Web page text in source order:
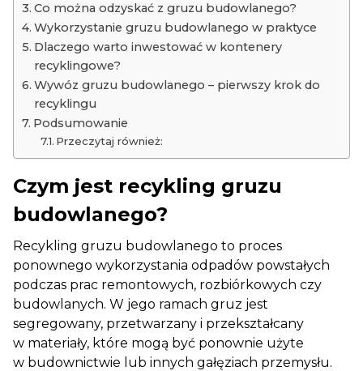
Co można odzyskać z gruzu budowlanego?
Wykorzystanie gruzu budowlanego w praktyce
Dlaczego warto inwestować w kontenery
recyklingowe?
Wywóz gruzu budowlanego – pierwszy krok do
recyklingu
Podsumowanie
Przeczytaj również:
Czym jest recykling gruzu
budowlanego?
Recykling gruzu budowlanego to proces
ponownego wykorzystania odpadów powstałych
podczas prac remontowych, rozbiórkowych czy
budowlanych. W jego ramach gruz jest
segregowany, przetwarzany i przekształcany
w materiały, które mogą być ponownie użyte
w budownictwie lub innych gałęziach przemysłu.